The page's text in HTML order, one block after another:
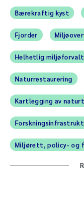
Bærekraftig kyst
Fjorder
Helhetlig
Naturrestaurering
Kartlegging av
Miljørett, policy- og